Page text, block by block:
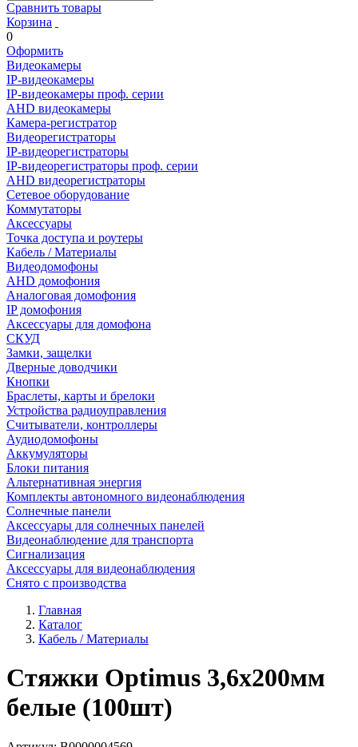
Сравнить товары
Корзина
0
Оформить
Видеокамеры
IP-видеокамеры
IP-видеокамеры проф. серии
AHD видеокамеры
Камера-регистратор
Видеорегистраторы
IP-видеорегистраторы
IP-видеорегистраторы проф. серии
AHD видеорегистраторы
Сетевое оборудование
Коммутаторы
Аксессуары
Точка доступа и роутеры
Кабель / Материалы
Видеодомофоны
AHD домофония
Аналоговая домофония
IP домофония
Аксессуары для домофона
СКУД
Замки, защелки
Дверные доводчики
Кнопки
Браслеты, карты и брелоки
Устройства радиоуправления
Считыватели, контроллеры
Аудиодомофоны
Аккумуляторы
Блоки питания
Альтернативная энергия
Комплекты автономного видеонаблюдения
Солнечные панели
Аксессуары для солнечных панелей
Видеонаблюдение для транспорта
Сигнализация
Аксессуары для видеонаблюдения
Снято с производства
Главная
Каталог
Кабель / Материалы
Стяжки Optimus 3,6x200мм
белые (100шт)